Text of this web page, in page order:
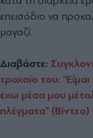
επεισόδιο να
μαγαζί.
Διαβάστε:
τροχαίο του:
έχω μέσα μου
πλέγματα" (Βίντεο)